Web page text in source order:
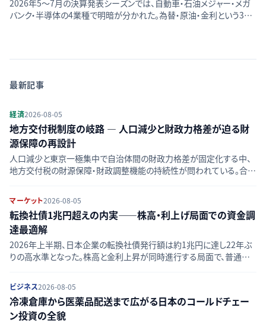
2026年5〜7月の決算発表シーズンでは、自動車・石油メジャー・メガ
バンク・半導体の4業種で明暗が分かれた。為替・原油・金利という3つ
最新記事
経済2026-08-05
地方交付税制度の岐路 — 人口減少と財政力格差が迫る財
源保障の再設計
人口減少と東京一極集中で自治体間の財政力格差が固定化する中、
地方交付税の財源保障・財政調整機能の持続性が問われている。合併
マーケット2026-08-05
転換社債1兆円超えの内実——株高・利上げ局面での資金調
達最適解
2026年上半期、日本企業の転換社債発行額は約1兆円に達し22年ぶ
りの高水準となった。株高と金利上昇が同時進行する局面で、普通社
理する。
ビジネス2026-08-05
冷凍倉庫から医薬品配送まで広がる日本のコールドチェー
ン投資の全貌